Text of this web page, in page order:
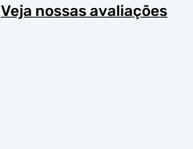
Veja nossas avaliações